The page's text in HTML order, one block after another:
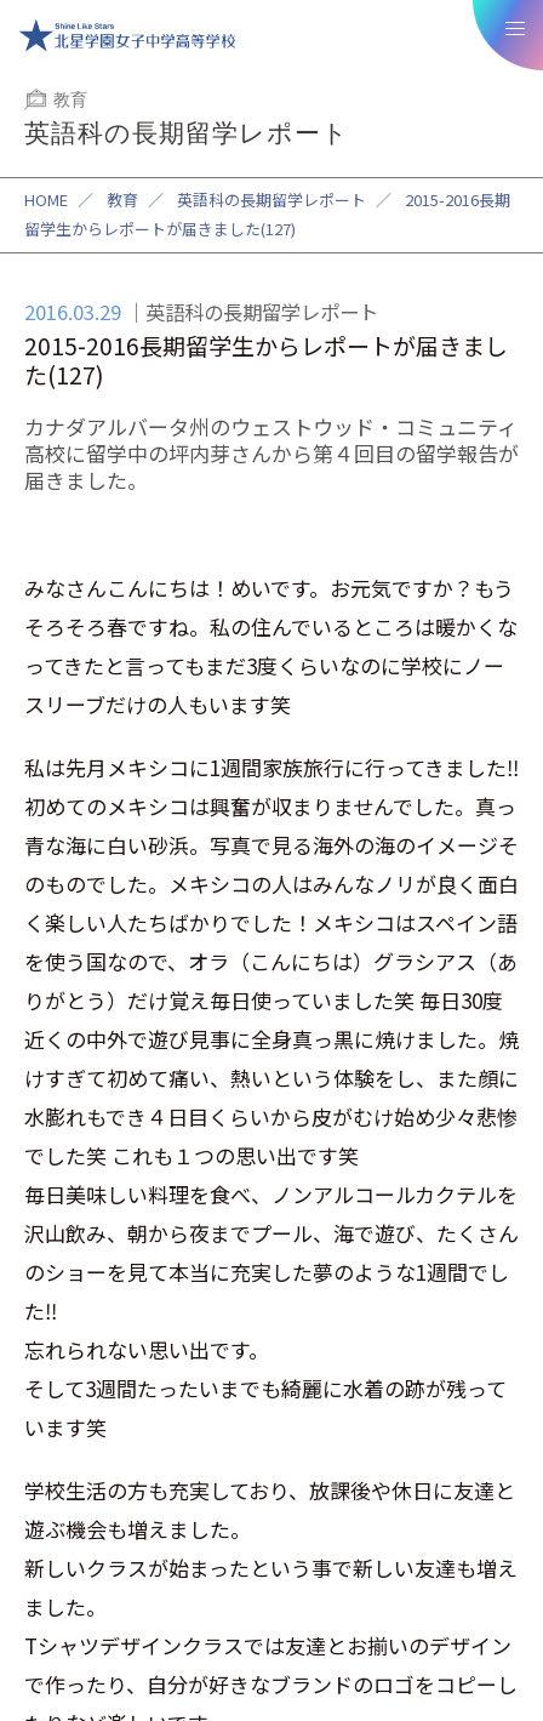
教育
英語科の長期留学レポート
HOME ／ 教育 ／ 英語科の長期留学レポート ／
2015-2016長期
留学生からレポートが届きました(127)
2016.03.29 英語科の長期留学レポート
2015-2016長期留学生からレポートが届きまし
た(127)
カナダアルバータ州のウェストウッド・コミュニティ
高校に留学中の坪内芽さんから第４回目の留学報告が
届きました。
みなさんこんにちは！めいです。お元気ですか？もう
そろそろ春ですね。私の住んでいるところは暖かくな
ってきたと言ってもまだ3度くらいなのに学校にノー
スリーブだけの人もいます笑
私は先月メキシコに1週間家族旅行に行ってきました‼︎
初めてのメキシコは興奮が収まりませんでした。真っ
青な海に白い砂浜。写真で見る海外の海のイメージそ
のものでした。メキシコの人はみんなノリが良く面白
く楽しい人たちばかりでした！メキシコはスペイン語
を使う国なので、オラ（こんにちは）グラシアス（あ
りがとう）だけ覚え毎日使っていました笑 毎日30度
近くの中外で遊び見事に全身真っ黒に焼けました。焼
けすぎて初めて痛い、熱いという体験をし、また顔に
水膨れもでき４日目くらいから皮がむけ始め少々悲惨
でした笑 これも１つの思い出です笑
毎日美味しい料理を食べ、ノンアルコールカクテルを
沢山飲み、朝から夜までプール、海で遊び、たくさん
のショーを見て本当に充実した夢のような1週間でし
た‼︎
忘れられない思い出です。
そして3週間たったいまでも綺麗に水着の跡が残って
います笑
学校生活の方も充実しており、放課後や休日に友達と
遊ぶ機会も増えました。
新しいクラスが始まったという事で新しい友達も増え
ました。
Tシャツデザインクラスでは友達とお揃いのデザイン
で作ったり、自分が好きなブランドのロゴをコピーし